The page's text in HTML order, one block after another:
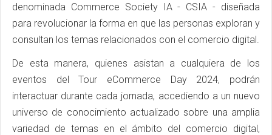
denominada Commerce Society IA - CSIA - diseñada
para revolucionar la forma en que las personas exploran y
consultan los temas relacionados con el comercio digital.
De esta manera, quienes asistan a cualquiera de los
eventos del Tour eCommerce Day 2024, podrán
interactuar durante cada jornada, accediendo a un nuevo
universo de conocimiento actualizado sobre una amplia
variedad de temas en el ámbito del comercio digital,